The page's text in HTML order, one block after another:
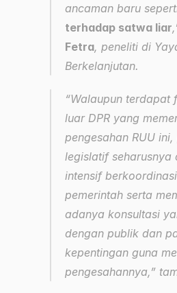
ancaman baru
terhadap satwa liar
Fetra, peneliti di
Berkelanjutan.
“Walaupun
luar DPR yang
pengesahan RUU
legislatif seharusnya
intensif
pemerintah serta
adanya konsultasi
dengan publik dan
kepentingan guna
pengesahannya,”